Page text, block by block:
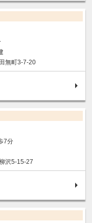
無町3-7-20
7分
沢5-15-27